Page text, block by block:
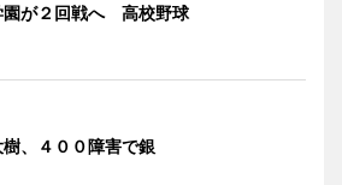
園が２回戦へ 高校野球
、４００障害で銀